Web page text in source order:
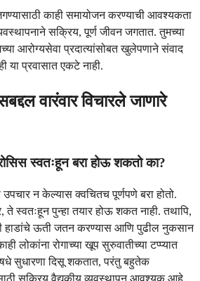
काही समायोजन करण्याची आवश्यकता
सक्रिय, पूर्ण जीवन जगतात. तुमच्या
आरोग्यसेवा प्रदात्यांसोबत खुलेपणाने संवाद
या प्रवासात एकटे नाही.
वारंवार विचारले जाणारे
स्वतःहून बरा होऊ शकतो का?
न केल्यास क्वचितच पूर्णपणे बरा होतो.
ते स्वतःहून पुन्हा तयार होऊ शकत नाही. तथापि,
हाडांचे ऊती जतन करण्यास आणि पुढील नुकसान
लोकांना रोगाच्या खूप सुरुवातीच्या टप्प्यात
सुधारणा दिसू शकतात, परंतु बहुतेक
सक्रिय वैद्यकीय व्यवस्थापन आवश्यक आहे.